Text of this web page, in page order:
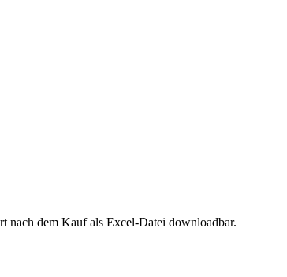
nach dem Kauf als Excel-Datei downloadbar.